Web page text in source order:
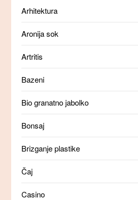
Arhitektura
Aronija sok
Artritis
Bazeni
Bio granatno jabolko
Bonsaj
Brizganje plastike
Čaj
Casino